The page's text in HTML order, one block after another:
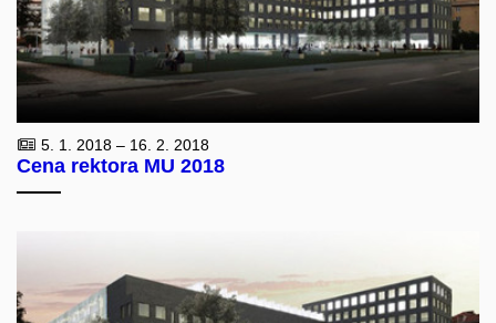
5. 1. 2018 – 16. 2. 2018
Cena rektora MU 2018